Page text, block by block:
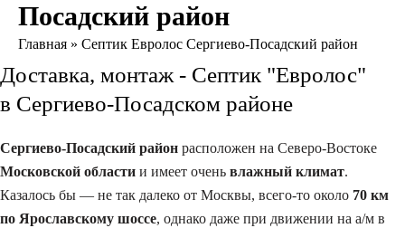
Посадский район
Главная » Септик Евролос Сергиево-Посадский район
Доставка, монтаж - Септик "Евролос"
в Сергиево-Посадском районе
Сергиево-Посадский район расположен на Северо-Востоке
Московской области и имеет очень влажный климат.
Казалось бы — не так далеко от Москвы, всего-то около 70 км
по Ярославскому шоссе, однако даже при движении на а/м в